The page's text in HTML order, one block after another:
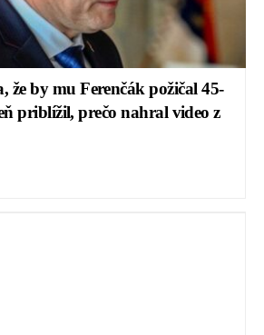
že by mu Ferenčák požičal 45-
priblížil, prečo nahral video z